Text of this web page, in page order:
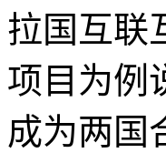
拉国互联
项目为例
成为两国